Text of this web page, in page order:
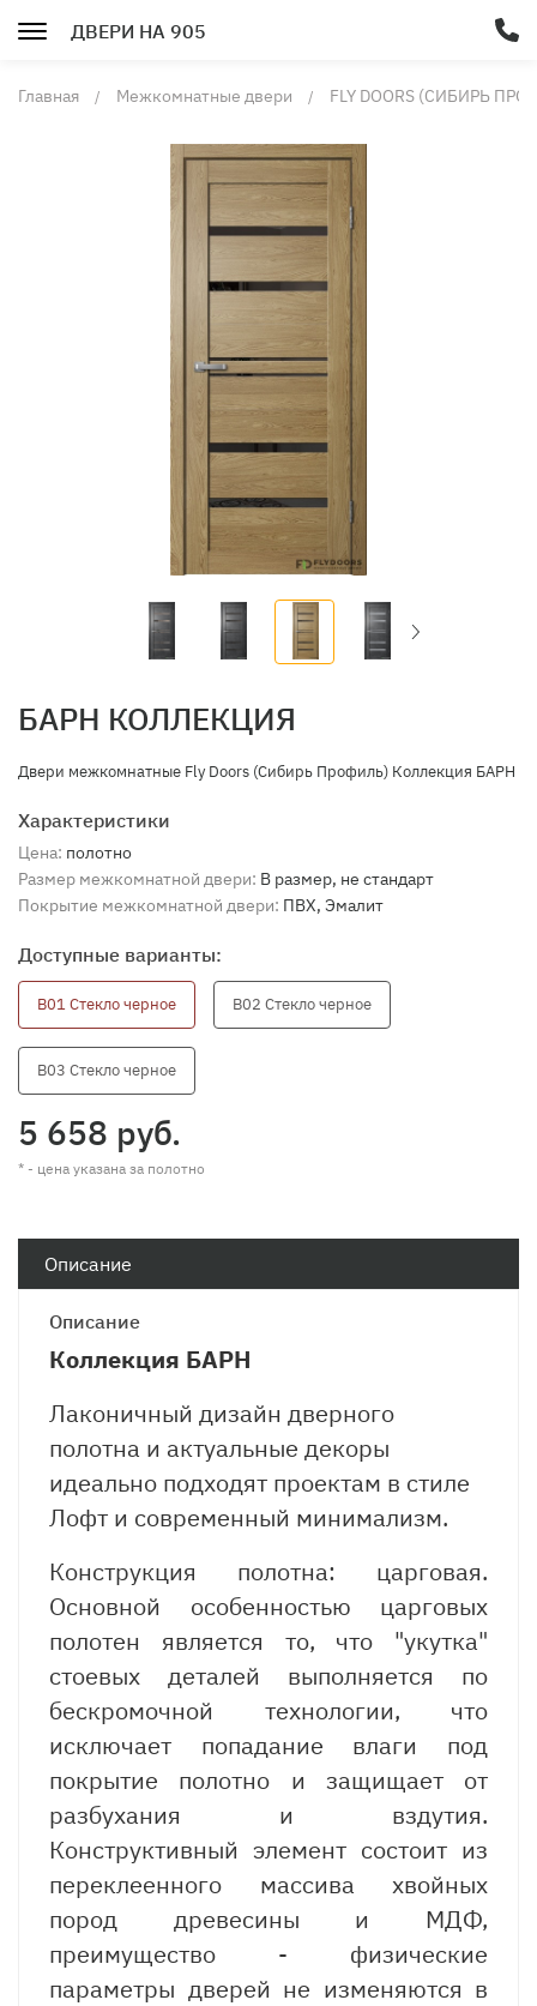
ДВЕРИ НА 905
Главная Межкомнатные двери FLY DOORS (СИБИРЬ
БАРН КОЛЛЕКЦИЯ
Двери межкомнатные Fly Doors (Сибирь Профиль) Коллекция БАРН
Характеристики
Цена: полотно
Размер межкомнатной двери: В размер, не стандарт
Покрытие межкомнатной двери: ПВХ, Эмалит
Доступные варианты:
В01 Стекло черное B02 Стекло черное
В03 Стекло черное
5 658 руб.
* - цена указана за полотно
Описание
Описание
Коллекция БАРН
Лаконичный дизайн дверного
полотна и актуальные декоры
идеально подходят проектам в стиле
Лофт и современный минимализм.
Конструкция полотна: царговая.
Основной особенностью царговых
полотен является то, что "укутка"
стоевых деталей выполняется по
бескромочной технологии, что
исключает попадание влаги под
покрытие полотно и защищает от
разбухания и вздутия.
Конструктивный элемент состоит из
переклеенного массива хвойных
пород древесины и МДФ,
преимущество - физические
параметры дверей не изменяются в